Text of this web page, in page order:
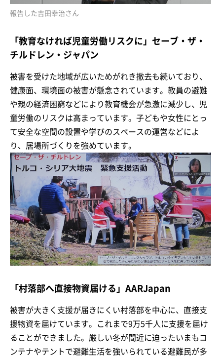
報告した吉田幸治さん
「教育なければ児童労働リスクに」セーブ・ザ・
チルドレン・ジャパン
被害を受けた地域が広いためがれき撤去も続いており、
健康面、環境面の被害が懸念されています。教員の避難
や親の経済困窮などにより教育機会が急激に減少し、児
童労働のリスクは高まっています。子どもや女性にとっ
て安全な空間の設置や学びのスペースの運営などによ
り、居場所づくりを強めています。
「村落部へ直接物資届ける」AARJapan
被害が大きく支援が届きにくい村落部を中心に、直接支
援物資を届けています。これまで9万5千人に支援を届け
ることができました。厳しい冬が間近に迫ったいまもコ
ンテナやテントで避難生活を強いられている避難民が多